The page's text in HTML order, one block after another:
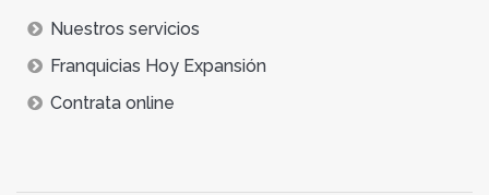
Nuestros servicios
Franquicias Hoy Expansión
Contrata online